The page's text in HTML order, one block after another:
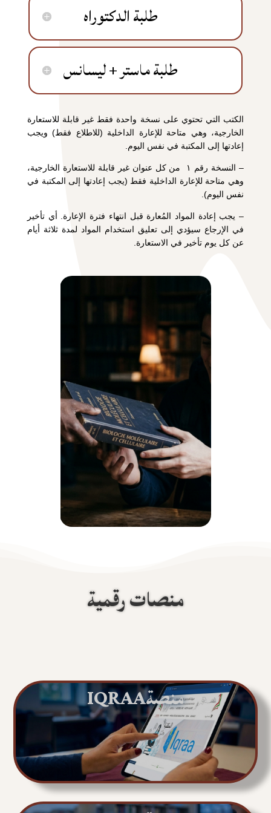
طلبة الدكتوراه
طلبة ماستر + ليسانس
الكتب التي تحتوي على نسخة واحدة فقط غير قابلة للاستعارة
الخارجية، وهي متاحة للإعارة الداخلية (للاطلاع فقط) ويجب
إعادتها إلى المكتبة في نفس اليوم.
– النسخة رقم ١ من كل عنوان غير قابلة للاستعارة الخارجية،
وهي متاحة للإعارة الداخلية فقط (يجب إعادتها إلى المكتبة في
نفس اليوم).
– يجب إعادة المواد المُعارة قبل انتهاء فترة الإعارة. أي تأخير
في الإرجاع سيؤدي إلى تعليق استخدام المواد لمدة ثلاثة أيام
عن كل يوم تأخير في الاستعارة.
منصات رقمية
منصةIQRAA